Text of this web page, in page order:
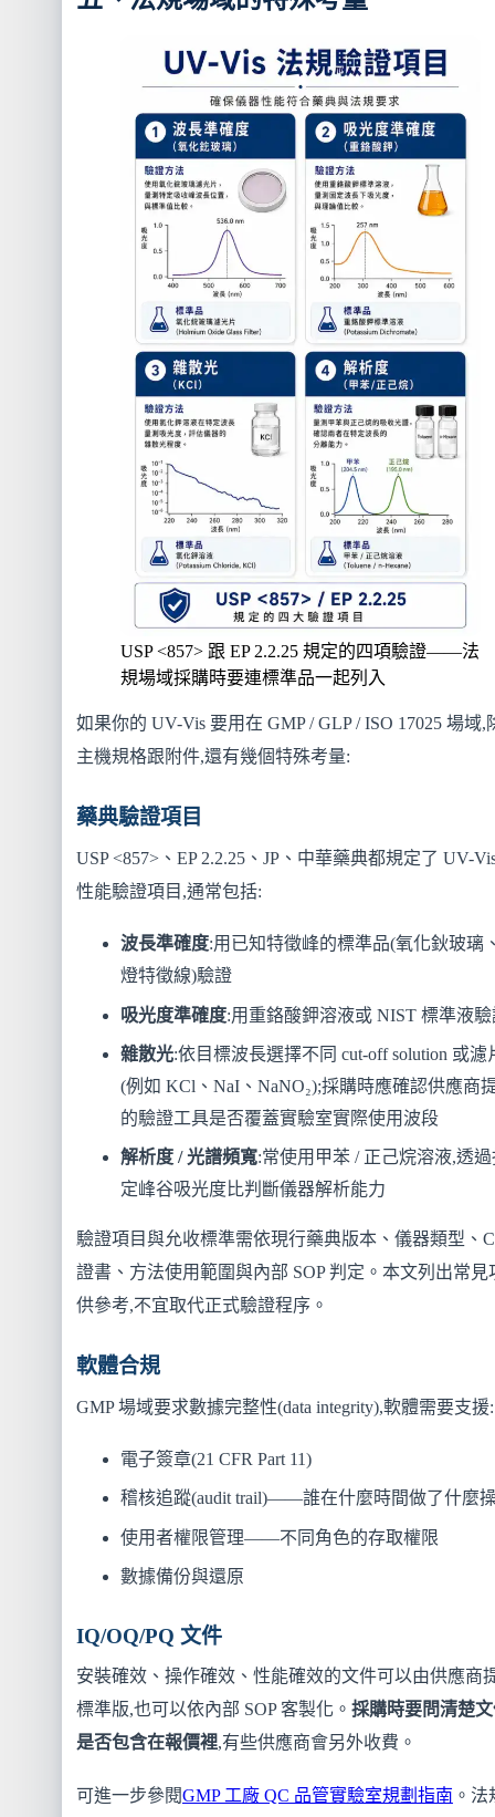
USP <857> 跟 EP 2.2.25 規定的四項驗證——法
規場域採購時要連標準品一起列入
如果你的 UV-Vis 要用在 GMP / GLP / ISO 17025 場域,
主機規格跟附件,還有幾個特殊考量:
藥典驗證項目
USP <857>、EP 2.2.25、JP、中華藥典都規定了 UV-
性能驗證項目,通常包括:
波長準確度:用已知特徵峰的標準品(氧化鈥玻璃
燈特徵線)驗證
吸光度準確度:用重鉻酸鉀溶液或 NIST 標準液驗
雜散光:依目標波長選擇不同 cut-off solution 或濾
(例如 KCl、NaI、NaNO₂);採購時應確認供應商
的驗證工具是否覆蓋實驗室實際使用波段
解析度 / 光譜頻寬:常使用甲苯 / 正己烷溶液,透過
定峰谷吸光度比判斷儀器解析能力
驗證項目與允收標準需依現行藥典版本、儀器類型、
證書、方法使用範圍與內部 SOP 判定。本文列出常見
供參考,不宜取代正式驗證程序。
軟體合規
GMP 場域要求數據完整性(data integrity),軟體需要支援:
電子簽章(21 CFR Part 11)
稽核追蹤(audit trail)——誰在什麼時間做了什麼
使用者權限管理——不同角色的存取權限
數據備份與還原
IQ/OQ/PQ 文件
安裝確效、操作確效、性能確效的文件可以由供應商
標準版,也可以依內部 SOP 客製化。 採購時要問清楚
是否包含在報價裡,有些供應商會另外收費。
可進一步參閱GMP 工廠 QC 品管實驗室規劃指南 。法